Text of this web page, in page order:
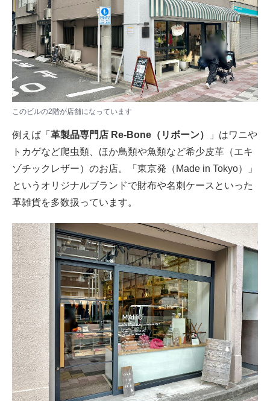
このビルの2階が店舗になっています​​​
例えば「 革製品専門店 Re-Bone（リボーン）
」はワニや
トカゲなど爬虫類、ほか鳥類や魚類など希少皮革（エキ
ゾチックレザー）のお店。「東京発（Made in Tokyo）」
というオリジナルブランドで財布や名刺ケースといった
革雑貨を多数扱っています。